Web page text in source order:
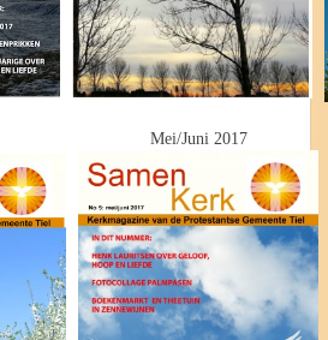
Mei/Juni 2017